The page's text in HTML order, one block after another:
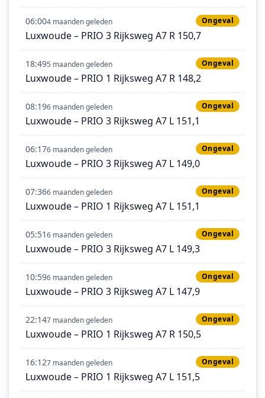
06:004 maanden geleden Ongeval
Luxwoude – PRIO 3 Rijksweg A7 R 150,7
18:495 maanden geleden Ongeval
Luxwoude – PRIO 1 Rijksweg A7 R 148,2
08:196 maanden geleden Ongeval
Luxwoude – PRIO 3 Rijksweg A7 L 151,1
06:176 maanden geleden Ongeval
Luxwoude – PRIO 3 Rijksweg A7 L 149,0
07:366 maanden geleden Ongeval
Luxwoude – PRIO 1 Rijksweg A7 L 151,1
05:516 maanden geleden Ongeval
Luxwoude – PRIO 3 Rijksweg A7 L 149,3
10:596 maanden geleden Ongeval
Luxwoude – PRIO 3 Rijksweg A7 L 147,9
22:147 maanden geleden Ongeval
Luxwoude – PRIO 1 Rijksweg A7 R 150,5
16:127 maanden geleden Ongeval
Luxwoude – PRIO 1 Rijksweg A7 L 151,5